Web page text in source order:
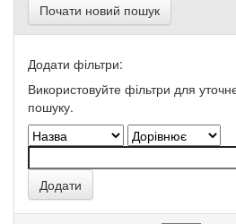
Почати новий пошук
Додати фільтри:
Використовуйте фільтри для
пошуку.